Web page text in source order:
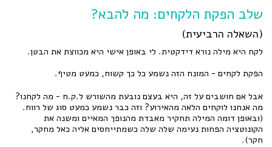
שלב הפקת הלקחים: מה להבא?
(השאלה הרביעית)
לקח היא מילה נורא דידקטית. לי באופן אישי היא מכווצת את הבטן.
הפקת לקחים - המונח הזה נשמע כל כך קשוח, כמעט מטיף.
אבל אם חושבים על זה, היא בעצם נובעת מהשורש ל.ק.ח - מה לקחנו?
מה אנחנו לוקחים הלאה מהאירוע? וזה כבר נשמע כמעט סוג של רווח.
(ובאופן דומה המילה תחקיר מאבדת מהנופך המאיים ומשנה את
הקונוטציה הפחות נעימה שלה שלה כשמתייחסים אליה כאל מחקר,
חקר).